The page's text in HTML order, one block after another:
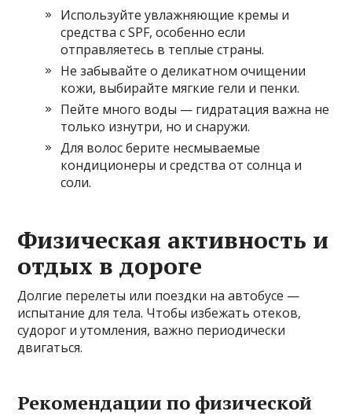
Используйте увлажняющие кремы и
средства с SPF, особенно если
отправляетесь в теплые страны.
Не забывайте о деликатном очищении
кожи, выбирайте мягкие гели и пенки.
Пейте много воды — гидратация важна не
только изнутри, но и снаружи.
Для волос берите несмываемые
кондиционеры и средства от солнца и
соли.
Физическая активность и
отдых в дороге
Долгие перелеты или поездки на автобусе —
испытание для тела. Чтобы избежать отеков,
судорог и утомления, важно периодически
двигаться.
Рекомендации по физической